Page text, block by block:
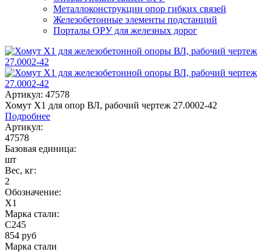
Металлоконструкции опор гибких связей
Железобетонные элементы подстанций
Порталы ОРУ для железных дорог
Артикул: 47578
Хомут Х1 для опор ВЛ, рабочий чертеж 27.0002-42
Подробнее
Артикул:
47578
Базовая единица:
шт
Вес, кг:
2
Обозначение:
Х1
Марка стали:
С245
854 руб
Марка стали